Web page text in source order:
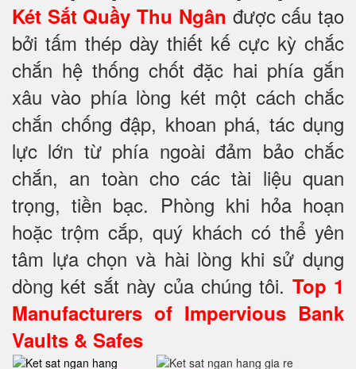
Két Sắt Quầy Thu Ngân được cấu tạo
bởi tấm thép dày thiết kế cực kỳ chắc
chắn hệ thống chốt đặc hai phía gắn
xâu vào phía lòng két một cách chắc
chắn chống đập, khoan phá, tác dụng
lực lớn từ phía ngoài đảm bảo chắc
chắn, an toàn cho các tài liệu quan
trọng, tiền bạc. Phòng khi hỏa hoạn
hoặc trộm cắp, quý khách có thể yên
tâm lựa chọn và hài lòng khi sử dụng
dòng két sắt này của chúng tôi. Top 1
Manufacturers of Impervious Bank
Vaults & Safes